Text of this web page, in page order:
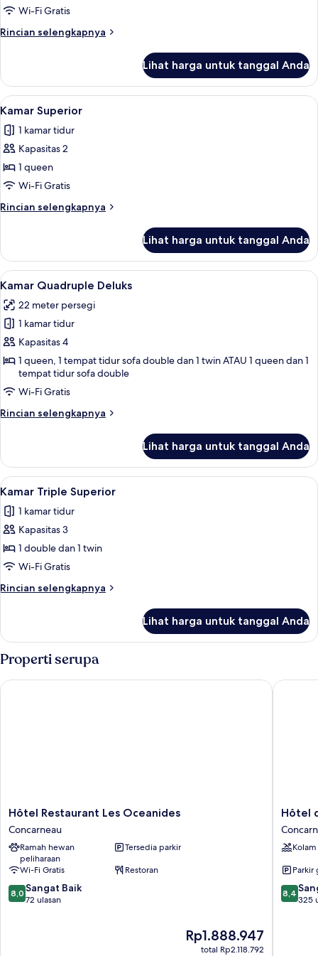
Wi-Fi Gratis
Rincian selengkapnya
Rincian
Kamar
Klasik
Lihat harga untuk tanggal Anda
Lihat
semua
foto
untuk
Kamar
Superior
Kamar Superior | Seprai premium,
3
Kamar Superior
1 kamar tidur
Kapasitas 2
1 queen
Wi-Fi Gratis
Rincian selengkapnya
Rincian
Kamar
Superior
Lihat harga untuk tanggal Anda
Lihat
semua
foto
untuk
Kamar
Quadruple
Deluks
Kamar Quadruple Deluks | Seprai
4
Kamar Quadruple Deluks
22 meter persegi
1 kamar tidur
Kapasitas 4
1 queen, 1 tempat tidur sofa double dan 1 twin ATAU 1 queen dan 1
tempat tidur sofa double
Wi-Fi Gratis
Rincian selengkapnya
Rincian
Kamar
Quadruple
Deluks
Lihat harga untuk tanggal Anda
Lihat
semua
foto
untuk
Kamar
Triple
Superior
Kamar Triple Superior | Seprai
1
Kamar Triple Superior
1 kamar tidur
Kapasitas 3
1 double dan 1 twin
Wi-Fi Gratis
Rincian selengkapnya
Rincian
Kamar
Triple
Superior
Lihat harga untuk tanggal Anda
Properti serupa
Hôtel
Restaurant
Les
Oceanides
Concarneau
Hôtel Restaurant Les Oceanides
Concarneau
Ramah hewan
peliharaan
Tersedia parkir
Wi-Fi Gratis
Restoran
8.0
dari
8,0 Sangat Baik
72 ulasan
Harga
sekarang
Rp1.888.947
total Rp2.118.792
Hôtel Restaurant Les Oceanides
Hôtel
de
l’Océan
Hôtel
Parkir
8.4
dari
8,4
325
Hôtel